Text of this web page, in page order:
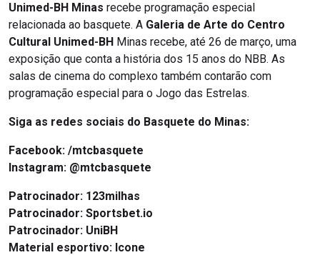
Unimed-BH Minas recebe programação especial
relacionada ao basquete. A Galeria de Arte do Centro
Cultural Unimed-BH Minas recebe, até 26 de março, uma
exposição que conta a história dos 15 anos do NBB. As
salas de cinema do complexo também contarão com
programação especial para o Jogo das Estrelas.
Siga as redes sociais do Basquete do Minas:
Facebook: /mtcbasquete
Instagram: @mtcbasquete
Patrocinador: 123milhas
Patrocinador: Sportsbet.io
Patrocinador: UniBH
Material esportivo: Icone